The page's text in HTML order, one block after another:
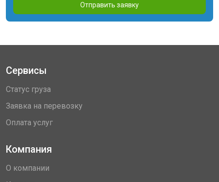
Отправить заявку
Сервисы
Статус груза
Заявка на перевозку
Оплата услуг
Компания
О компании